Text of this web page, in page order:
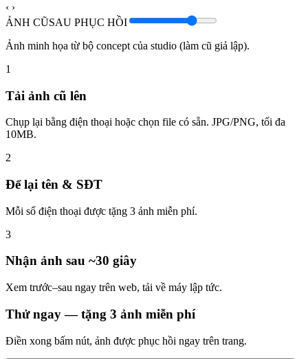
‹ ›
ẢNH CŨSAU PHỤC HỒI
Ảnh minh họa từ bộ concept của studio (làm cũ giả lập).
1
Tải ảnh cũ lên
Chụp lại bằng điện thoại hoặc chọn file có sẵn. JPG/PNG, tối đa
10MB.
2
Để lại tên & SĐT
Mỗi số điện thoại được tặng 3 ảnh miễn phí.
3
Nhận ảnh sau ~30 giây
Xem trước–sau ngay trên web, tải về máy lập tức.
Thử ngay — tặng 3 ảnh miễn phí
Điền xong bấm nút, ảnh được phục hồi ngay trên trang.